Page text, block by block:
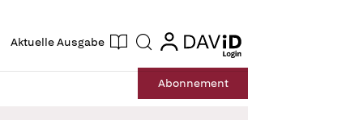
Aktuelle Ausgabe Suche login
login
Abonnement